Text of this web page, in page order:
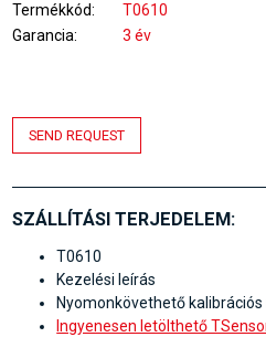
Termékkód
T0610
Garancia
3 év
SEND REQUEST
SZÁLLÍTÁSI TERJEDELEM:
T0610
Kezelési leírás
Nyomonkövethető
Ingyenesen letölthető